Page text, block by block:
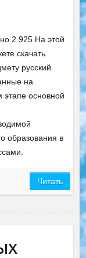
2 925 На этой
скачать
русский
на
этапе основной
образования в
Читать